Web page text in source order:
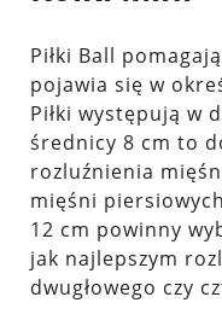
Piłki Ball
pojawia się w
Piłki występują w
średnicy 8 cm to
rozluźnienia
mięśni
12 cm powinny
jak najlepszym
dwugłowego czy